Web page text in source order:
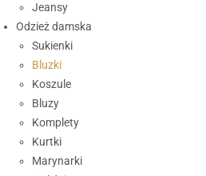
Jeansy
Odzież damska
Sukienki
Bluzki
Koszule
Bluzy
Komplety
Kurtki
Marynarki